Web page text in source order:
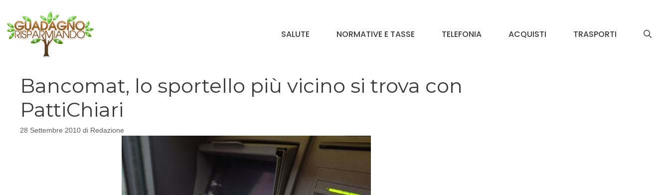
contenuto
SALUTE NORMATIVE E TASSE TELEFONIA ACQUISTI TRASPORTI
Bancomat, lo sportello più vicino si trova con
PattiChiari
28 Settembre 2010 di Redazione